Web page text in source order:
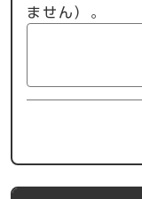
ません）。